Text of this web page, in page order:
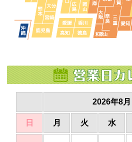
2026年8月
日 月 火 水